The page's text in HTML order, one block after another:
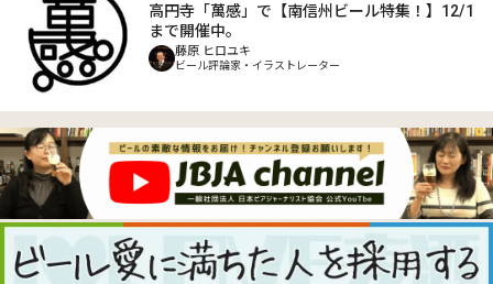
高円寺「萬感」で【南信州ビール特集！】12/1
まで開催中。
藤原 ヒロユキ
ビール評論家・イラストレーター